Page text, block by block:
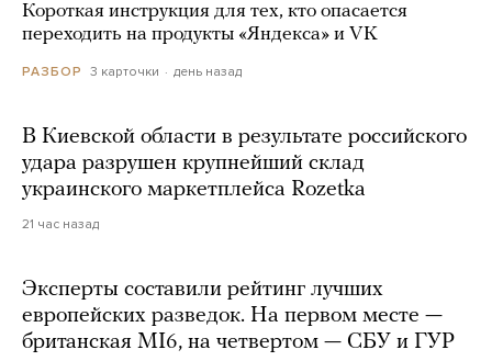
Короткая инструкция для тех, кто опасается
переходить на продукты «Яндекса» и VK
РАЗБОР 3 карточки день назад
В Киевской области в результате российского
удара разрушен крупнейший склад
украинского маркетплейса Rozetka
21 час назад
Эксперты составили рейтинг лучших
европейских разведок. На первом месте —
британская MI6, на четвертом — СБУ и ГУР